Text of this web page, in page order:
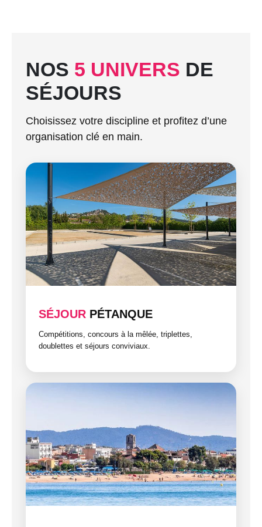
NOS 5 UNIVERS DE
SÉJOURS
Choisissez votre discipline et profitez d’une
organisation clé en main.
SÉJOUR PÉTANQUE
Compétitions, concours à la mêlée, triplettes,
doublettes et séjours conviviaux.